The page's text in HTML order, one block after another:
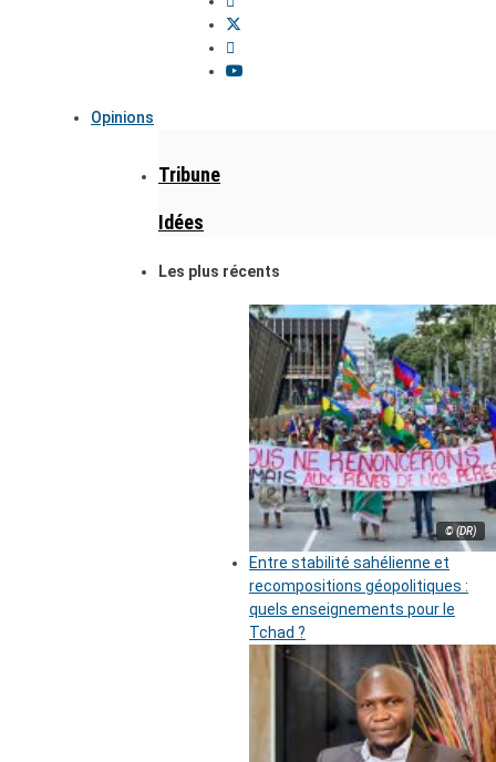
Opinions
Tribune
Idées
Les plus récents
© (DR)
Entre stabilité sahélienne et
recompositions géopolitiques :
quels enseignements pour le
Tchad ?